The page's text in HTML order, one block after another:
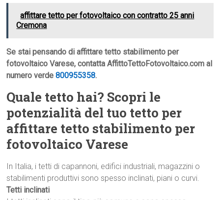
affittare tetto per fotovoltaico con contratto 25 anni
Cremona
Se stai pensando di affittare tetto stabilimento per
fotovoltaico Varese, contatta AffittoTettoFotovoltaico.com al
numero verde800955358.
Quale tetto hai? Scopri le
potenzialità del tuo tetto per
affittare tetto stabilimento per
fotovoltaico Varese
In Italia, i tetti di capannoni, edifici industriali, magazzini o
stabilimenti produttivi sono spesso inclinati, piani o curvi.
Tetti inclinati